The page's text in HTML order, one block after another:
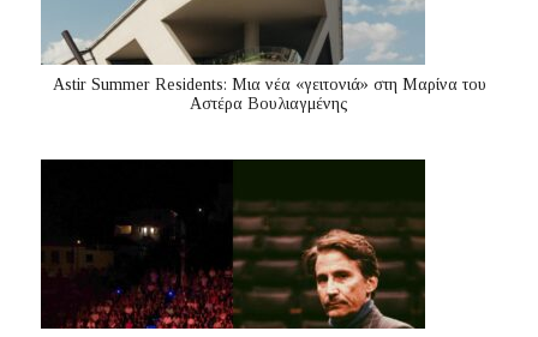
Astir Summer Residents: Μια νέα «γειτονιά» στη Μαρίνα του
Αστέρα Βουλιαγμένης